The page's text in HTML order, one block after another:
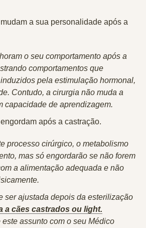
a sua personalidade após a
o seu comportamento após a
comportamentos que
pela estimulação hormonal,
Contudo, a cirurgia não muda a
capacidade de aprendizagem.
após a castração.
processo cirúrgico, o metabolismo
mas só engordarão se não forem
a alimentação adequada e não
ser ajustada depois da esterilização
a cães castrados ou light.
assunto com o seu Médico